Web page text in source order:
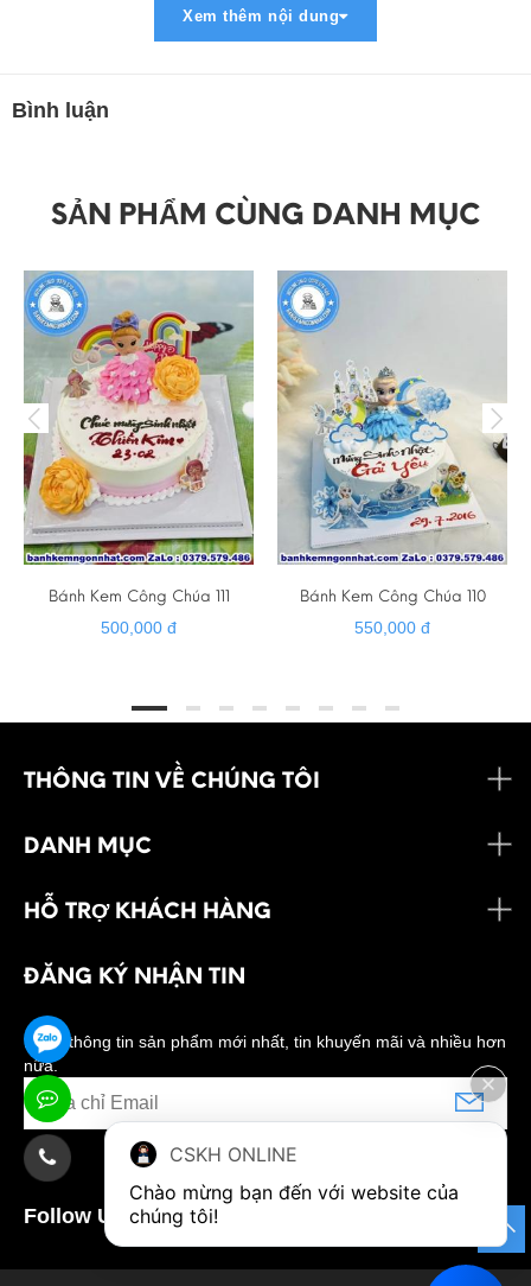
✅ Miễn phí vận chuyển trong bán kính 5km
, Momo
➖➖➖➖➖➖➖➖➖➖➖➖➖➖➖➖
☎ HOTLINE - ZALO - VIBER : 0379 579 486
➡️ Website :
banhkemngonnhat.com
➡️ Gmail :banhkemhiendai@gmail.com
➡️ Giao hàng tận nơi
➡️ Cảm ơn quý khách đã luôn tin tưởng và ủng hộ ❤️
Xem thêm nội dung
Bình luận
SẢN PHẨM CÙNG DANH MỤC
Bánh Kem Công Chúa 111
500,000 đ
Bánh Kem Công Chúa 110
550,000 đ
THÔNG TIN VỀ CHÚNG TÔI
DANH MỤC
HỖ TRỢ KHÁCH HÀNG
ĐĂNG KÝ NHẬN TIN
Nhận thông tin sản phẩm mới nhất, tin khuyến mãi và nhiều hơn
nữa.
Follow Us:
CSKH ONLINE
Chào mừng bạn đến với website của
chúng tôi!